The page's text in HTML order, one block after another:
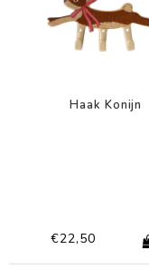
Haak Konijn
€22,50